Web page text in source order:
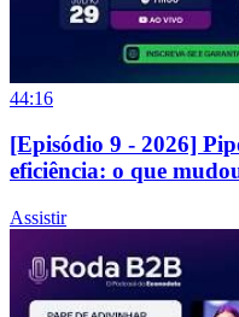
44:16
[Episódio 9 - 2026]
eficiência: o que
Assistir